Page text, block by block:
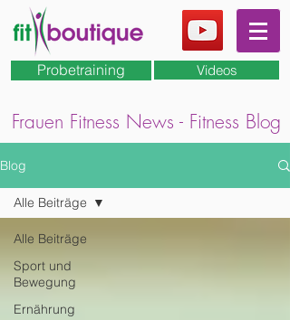
Probetraining Videos
Frauen Fitness News - Fitness Blog
Blog
Alle Beiträge
Sport und
Bewegung
Ernährung
Alle Beiträge